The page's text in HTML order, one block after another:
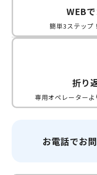
WEB
簡単3ステップ
折り
専用オペレーター
お電話でお